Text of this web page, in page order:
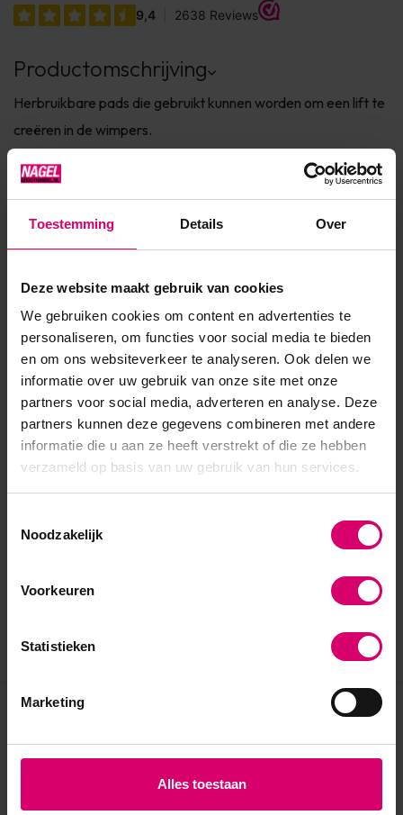
Toestemming Details Over
Deze website maakt gebruik van cookies
We gebruiken cookies om content en advertenties te
personaliseren, om functies voor social media te bieden
en om ons websiteverkeer te analyseren. Ook delen we
informatie over uw gebruik van onze site met onze
partners voor social media, adverteren en analyse. Deze
partners kunnen deze gegevens combineren met andere
informatie die u aan ze heeft verstrekt of die ze hebben
verzameld op basis van uw gebruik van hun services.
Noodzakelijk
Voorkeuren
Statistieken
Marketing
Alles toestaan
Productomschrijving
Herbruikbare pads die gebruikt kunnen worden om een lift te
creëren in de wimpers.
Product specificaties
SKU 317538